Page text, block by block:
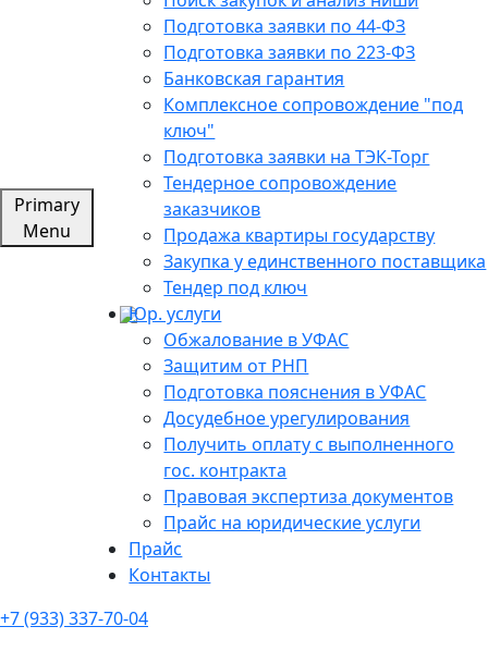
Primary
Menu
Подготовка заявки по 44-ФЗ
Подготовка заявки по 223-ФЗ
Банковская гарантия
Комплексное сопровождение "под
ключ"
Подготовка заявки на ТЭК-Торг
Тендерное сопровождение
заказчиков
Продажа квартиры государству
Закупка у единственного поставщика
Тендер под ключ
Юр. услуги
Обжалование в УФАС
Защитим от РНП
Подготовка пояснения в УФАС
Досудебное урегулирования
Получить оплату с выполненного
гос. контракта
Правовая экспертиза документов
Прайс на юридические услуги
Прайс
Контакты
+7 (933) 337-70-04